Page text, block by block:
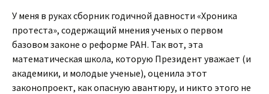
У меня в руках сборник годичной давности «Хроника
протеста», содержащий мнения ученых о первом
базовом законе о реформе РАН. Так вот, эта
математическая школа, которую Президент уважает (и
академики, и молодые ученые), оценила этот
законопроект, как опасную авантюру, и никто этого не